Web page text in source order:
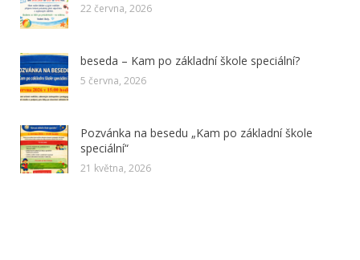
22 června, 2026
beseda – Kam po základní škole speciální?
5 června, 2026
Pozvánka na besedu „Kam po základní škole
speciální“
21 května, 2026